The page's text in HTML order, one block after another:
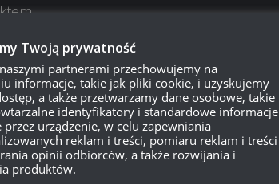
w specjalnych wydarzeniach o
poniżej).
wytchnienia. „Chwila” ta będzie trwała
Twoją prywatność
partnerami przechowujemy na
informacje, takie jak pliki cookie, i uzyskujemy
a także przetwarzamy dane osobowe, takie
identyfikatory i standardowe informacje
przez urządzenie, w celu zapewniania
reklam i treści, pomiaru reklam i treści
opinii odbiorców, a także rozwijania i
produktów.